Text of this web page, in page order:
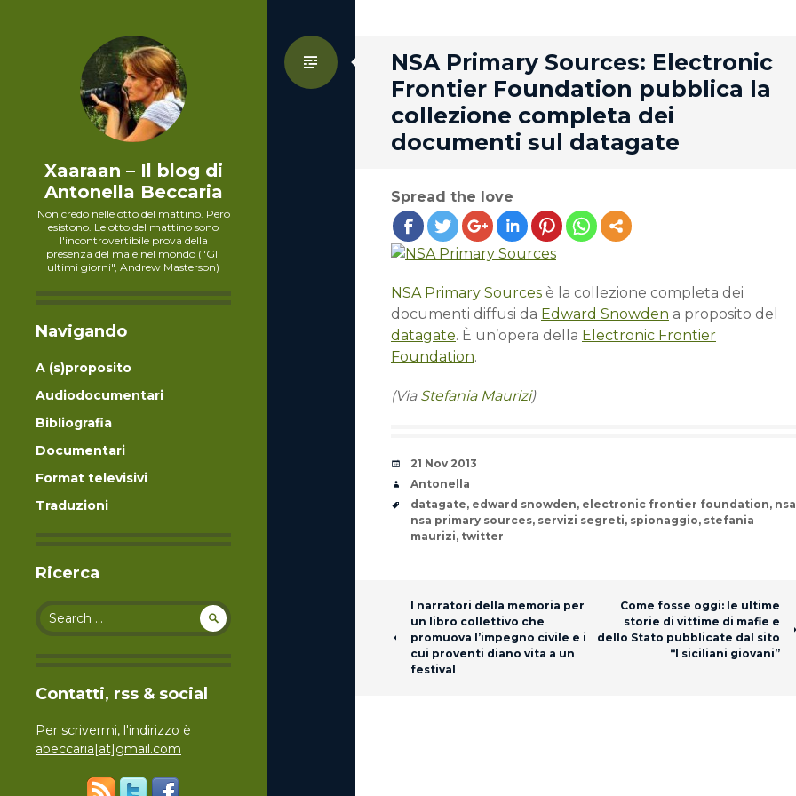
Xaaraan – Il blog di
Antonella Beccaria
Non credo nelle otto del mattino. Però
esistono. Le otto del mattino sono
l'incontrovertibile prova della
presenza del male nel mondo ("Gli
ultimi giorni", Andrew Masterson)
Navigando
A (s)proposito
Audiodocumentari
Bibliografia
Documentari
Format televisivi
Traduzioni
Ricerca
Search for:
Contatti, rss & social
Per scrivermi, l'indirizzo è
abeccaria[at]gmail.com
NSA Primary Sources: Electronic
Frontier Foundation pubblica la
collezione completa dei
documenti sul datagate
Standard
Spread the love
NSA Primary Sources è la collezione completa dei
documenti diffusi da Edward Snowden a proposito del
datagate. È un’opera della Electronic Frontier
Foundation.
(Via Stefania Maurizi)
Date
21 Nov 2013
Author
Antonella
Tags
datagate, edward snowden, electronic frontier foundation, nsa
nsa primary sources, servizi segreti, spionaggio, stefania
maurizi, twitter
Post navigation
I narratori della memoria per
un libro collettivo che
promuova l’impegno civile e i
cui proventi diano vita a un
festival
Come fosse oggi: le ultime
storie di vittime di mafie e
dello Stato pubblicate dal sito
“I siciliani giovani”